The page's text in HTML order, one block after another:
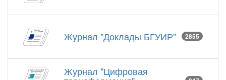
Журнал "Доклады БГУИР" 2855
Журнал "Цифровая